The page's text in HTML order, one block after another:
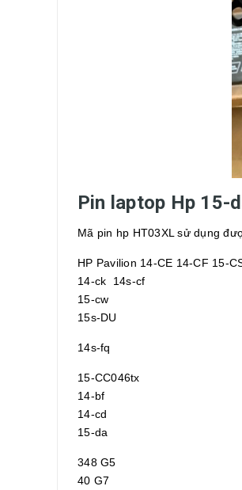
Pin laptop Hp 15-
Mã pin hp HT03XL sử dụng
HP Pavilion 14-CE 14-CF 15-
14-ck 14s-cf
15-cw
15s-DU
14s-fq
15-CC046tx
14-bf
14-cd
15-da
348 G5
40 G7